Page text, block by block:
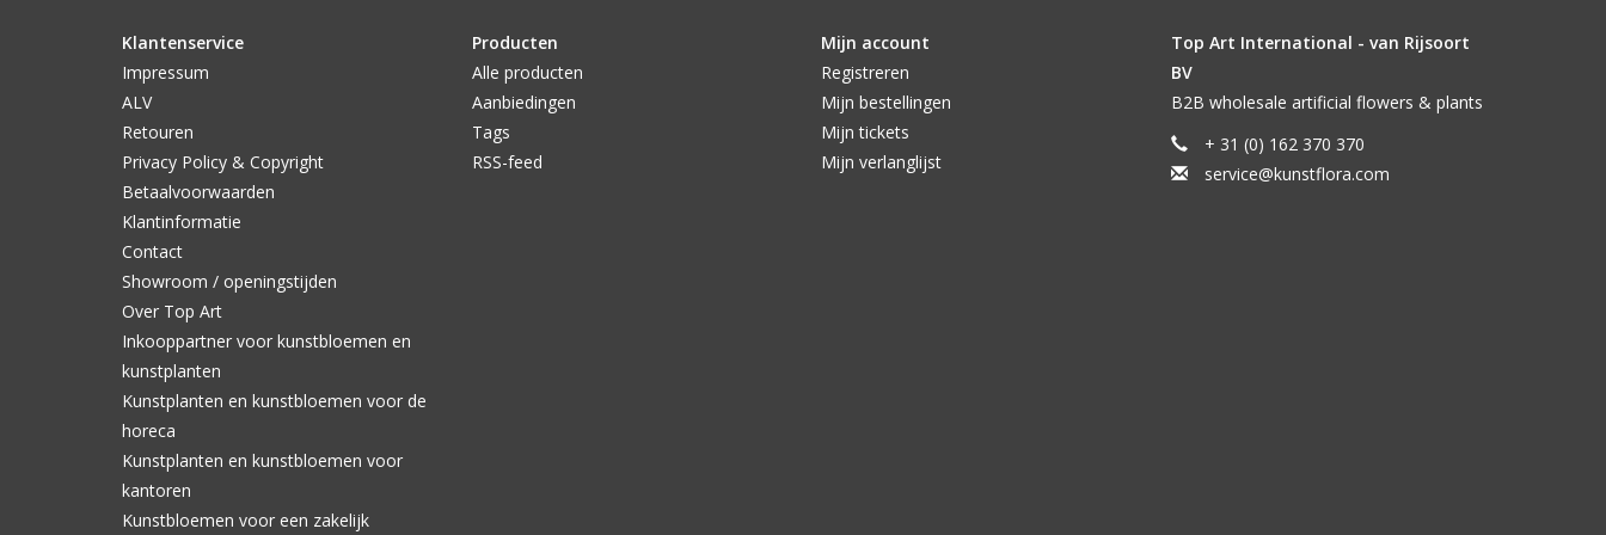
Klantenservice
Impressum
ALV
Retouren
Privacy Policy & Copyright
Betaalvoorwaarden
Klantinformatie
Contact
Showroom / openingstijden
Over Top Art
Inkooppartner voor kunstbloemen en
kunstplanten
Kunstplanten en kunstbloemen voor de
horeca
Kunstplanten en kunstbloemen voor
kantoren
Kunstbloemen voor een zakelijk
Producten
Alle producten
Aanbiedingen
Tags
RSS-feed
Mijn account
Registreren
Mijn bestellingen
Mijn tickets
Mijn verlanglijst
Top Art International - van Rijsoort
BV
B2B wholesale artificial flowers & plants
+ 31 (0) 162 370 370
service@kunstflora.com